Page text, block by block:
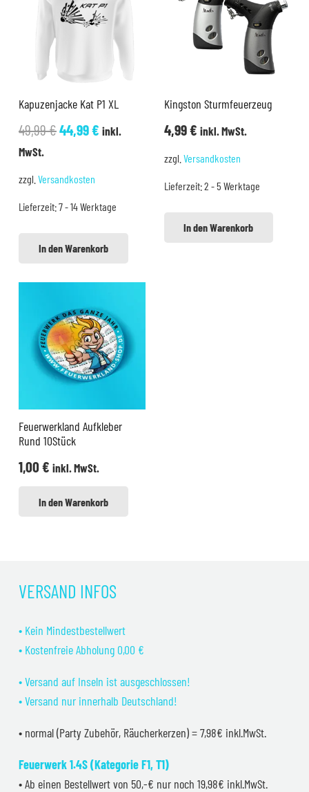
Kapuzenjacke Kat P1 XL
49,99€Ursprünglicher
44,99€Aktueller
inkl.
MwSt.
zzgl. Versandkosten
Lieferzeit:7 - 14 Werktage
In den Warenkorb
Kingston Sturmfeuerzeug
4,99€ inkl. MwSt.
zzgl. Versandkosten
Lieferzeit:2 - 5 Werktage
In den Warenkorb
Feuerwerkland Aufkleber
Rund 10Stück
1,00€ inkl. MwSt.
In den Warenkorb
VERSAND INFOS
• Kein Mindestbestellwert
• Kostenfreie Abholung 0,00 €
• Versand auf Inseln ist ausgeschlossen!
• Versand nur innerhalb Deutschland!
• normal (Party Zubehör, Räucherkerzen) = 7,98€ inkl.MwSt.
Feuerwerk 1.4S (Kategorie F1, T1)
• Ab einen Bestellwert von 50,-€ nur noch 19,98€ inkl.MwSt.